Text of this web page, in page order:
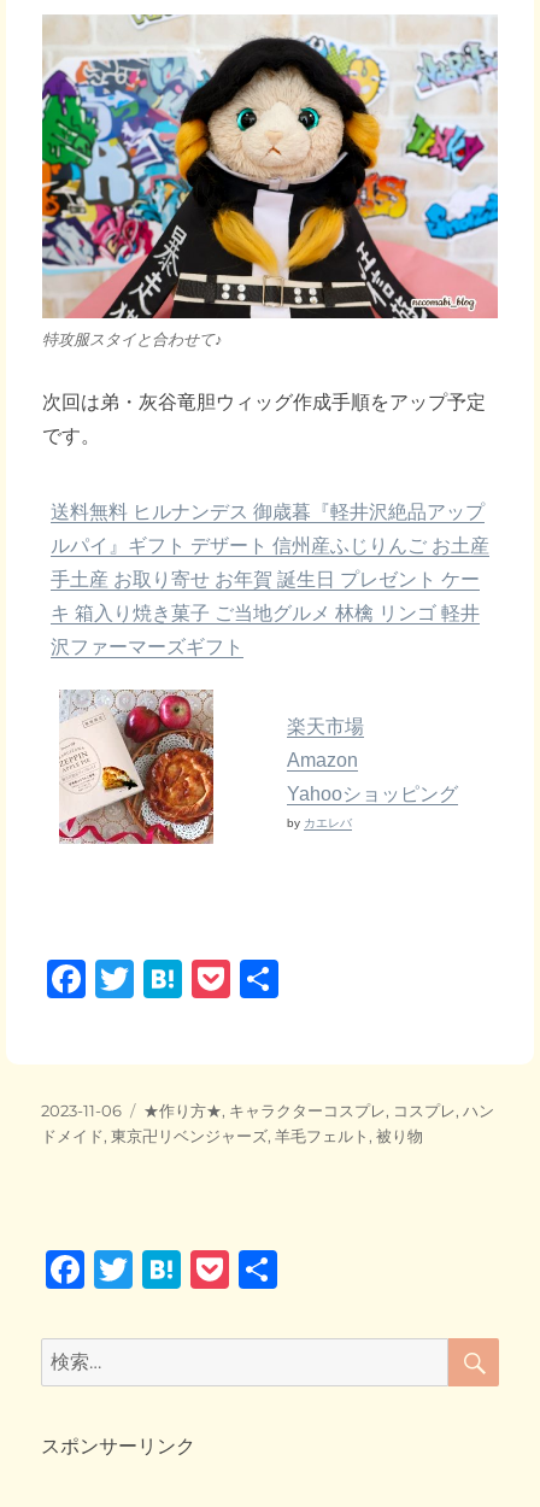
特攻服スタイと合わせて♪
次回は弟・灰谷竜胆ウィッグ作成手順をアップ予定
です。
送料無料 ヒルナンデス 御歳暮『軽井沢絶品アップ
ルパイ』ギフト デザート 信州産ふじりんご お土産
手土産 お取り寄せ お年賀 誕生日 プレゼント ケー
キ 箱入り焼き菓子 ご当地グルメ 林檎 リンゴ 軽井
沢ファーマーズギフト
楽天市場
Amazon
Yahooショッピング
by カエレバ
F
c
e
b
k
T
tt
er
H
e
n
a
P
ck
et
投
稿
2023-11-06
カ
テ
★作り方★, キャラクターコスプレ, コスプレ,ハン
ドメイド,東京卍リベンジャーズ,羊毛フェルト ,被り物
F
c
e
o
T
tt
er
H
e
n
P
ck
et
検
索:
検
スポンサーリンク